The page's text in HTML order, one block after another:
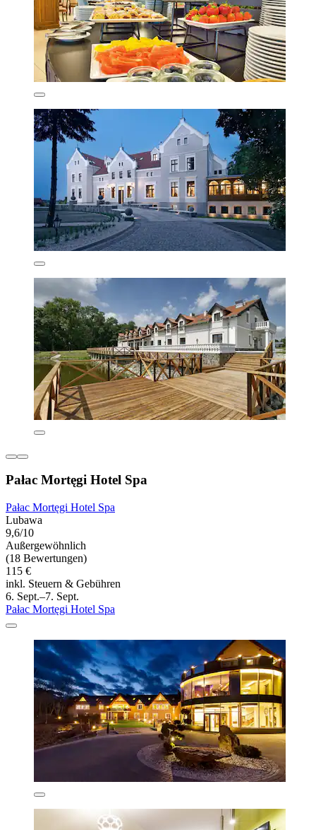
Pałac Mortęgi Hotel Spa
Pałac Mortęgi Hotel Spa
Lubawa
9,6/10
Außergewöhnlich
(18 Bewertungen)
115 €
inkl. Steuern & Gebühren
6. Sept.–7. Sept.
Pałac Mortęgi Hotel Spa